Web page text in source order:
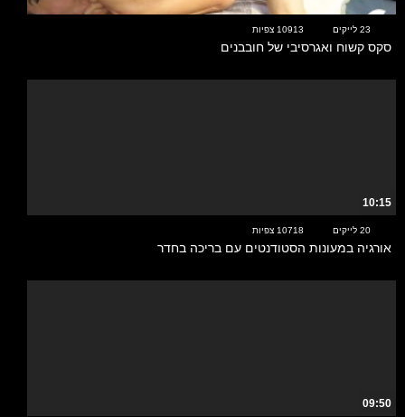
23 לייקים 10913 צפיות
סקס קשוח ואגרסיבי של חובבנים
10:15
20 לייקים 10718 צפיות
אורגיה במעונות הסטודנטים עם בריכה בחדר
09:50